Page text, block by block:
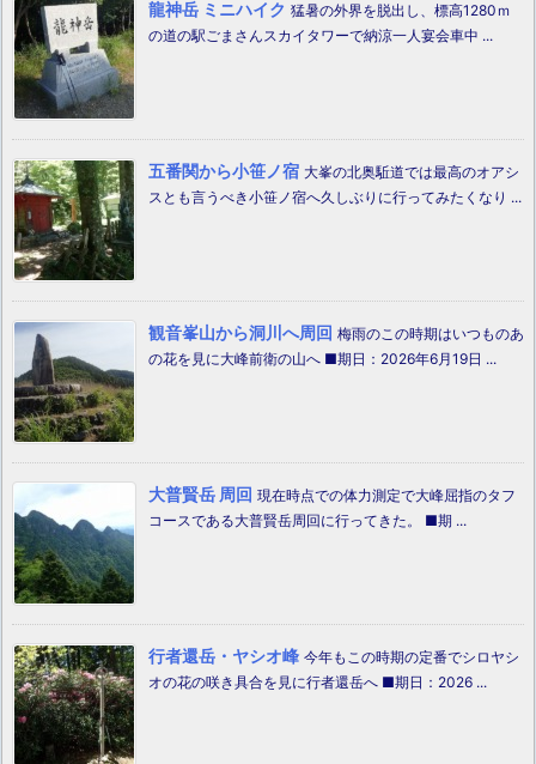
龍神岳 ミニハイク 猛暑の外界を脱出し、標高1280ｍ
の道の駅ごまさんスカイタワーで納涼一人宴会車中 ...
五番関から小笹ノ宿 大峯の北奥駈道では最高のオアシ
スとも言うべき小笹ノ宿へ久しぶりに行ってみたくなり ...
観音峯山から洞川へ周回 梅雨のこの時期はいつものあ
の花を見に大峰前衛の山へ ■期日：2026年6月19日 ...
大普賢岳 周回 現在時点での体力測定で大峰屈指のタフ
コースである大普賢岳周回に行ってきた。 ■期 ...
行者還岳・ヤシオ峰 今年もこの時期の定番でシロヤシ
オの花の咲き具合を見に行者還岳へ ■期日：2026 ...